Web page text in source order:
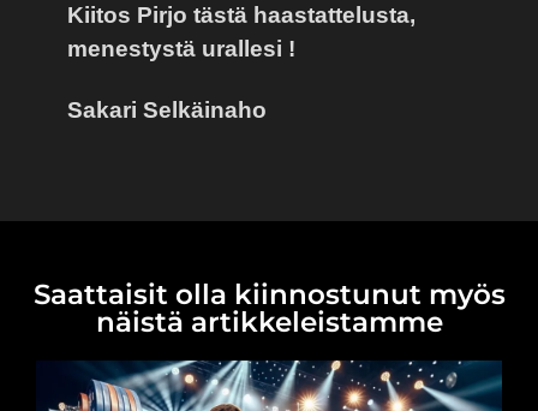
Kiitos Pirjo tästä haastattelusta,
menestystä urallesi !
Sakari Selkäinaho
Saattaisit olla kiinnostunut myös
näistä artikkeleistamme